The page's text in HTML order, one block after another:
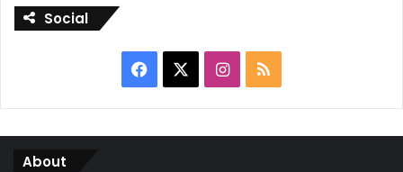
Social
Facebook Instagram
RSS
About